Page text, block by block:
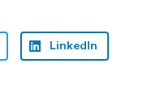
LinkedIn